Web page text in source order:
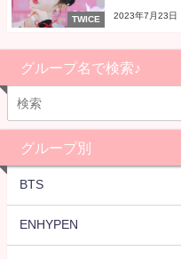
TWICE 2023年7月23日
グループ名で検索♪
グループ別
BTS
ENHYPEN